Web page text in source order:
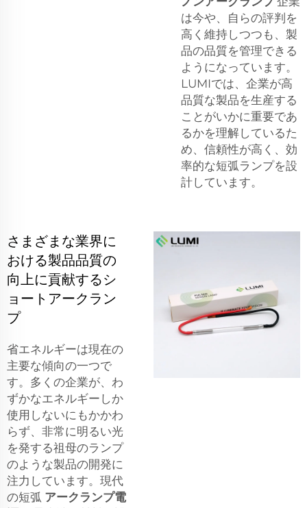
は今や、自らの評判を
高く維持しつつも、製
品の品質を管理できる
ようになっています。
LUMIでは、企業が高
品質な製品を生産する
ことがいかに重要であ
るかを理解しているた
め、信頼性が高く、効
率的な短弧ランプを設
計しています。
さまざまな業界に
おける製品品質の
向上に貢献するシ
ョートアークラン
プ
省エネルギーは現在の
主要な傾向の一つで
す。多くの企業が、わ
ずかなエネルギーしか
使用しないにもかかわ
らず、非常に明るい光
を発する祖母のランプ
のような製品の開発に
注力しています。現代
の短弧 アークランプ電